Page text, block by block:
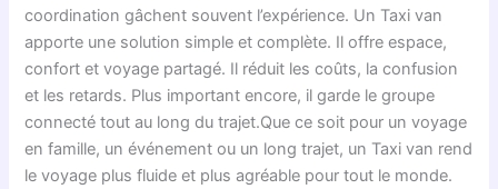
coordination gâchent souvent l’expérience. Un Taxi van
apporte une solution simple et complète. Il offre espace,
confort et voyage partagé. Il réduit les coûts, la confusion
et les retards. Plus important encore, il garde le groupe
connecté tout au long du trajet.Que ce soit pour un voyage
en famille, un événement ou un long trajet, un Taxi van rend
le voyage plus fluide et plus agréable pour tout le monde.